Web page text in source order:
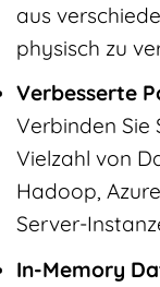
aus
physisch zu
Verbesserte
Verbinden Sie
Vielzahl von
Hadoop,
Server-
In-Memory